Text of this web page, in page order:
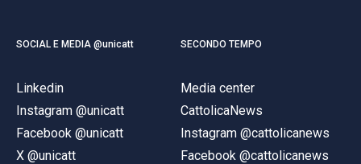
SOCIAL E MEDIA @unicatt
Linkedin
Instagram @unicatt
Facebook @unicatt
X @unicatt
SECONDO TEMPO
Media center
CattolicaNews
Instagram @cattolicanews
Facebook @cattolicanews